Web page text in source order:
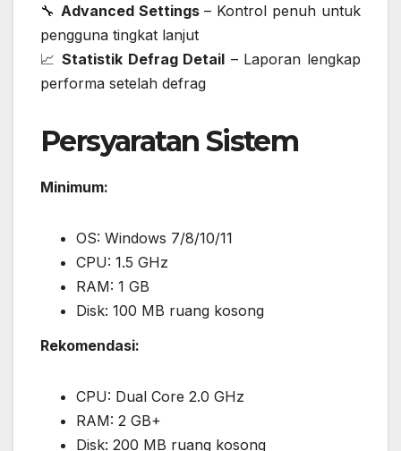
🔧 Advanced Settings– Kontrol penuh untuk
pengguna tingkat lanjut
📈Statistik Defrag Detail – Laporan lengkap
performa setelah defrag
Persyaratan Sistem
Minimum:
OS: Windows 7/8/10/11
CPU: 1.5 GHz
RAM: 1 GB
Disk: 100 MB ruang kosong
Rekomendasi:
CPU: Dual Core 2.0 GHz
RAM: 2 GB+
Disk: 200 MB ruang kosong